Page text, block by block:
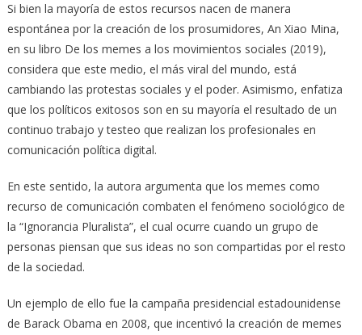
Si bien la mayoría de estos recursos nacen de manera
espontánea por la creación de los prosumidores, An Xiao Mina,
en su libro De los memes a los movimientos sociales (2019),
considera que este medio, el más viral del mundo, está
cambiando las protestas sociales y el poder. Asimismo, enfatiza
que los políticos exitosos son en su mayoría el resultado de un
continuo trabajo y testeo que realizan los profesionales en
comunicación política digital.
En este sentido, la autora argumenta que los memes como
recurso de comunicación combaten el fenómeno sociológico de
la “Ignorancia Pluralista”, el cual ocurre cuando un grupo de
personas piensan que sus ideas no son compartidas por el resto
de la sociedad.
Un ejemplo de ello fue la campaña presidencial estadounidense
de Barack Obama en 2008, que incentivó la creación de memes